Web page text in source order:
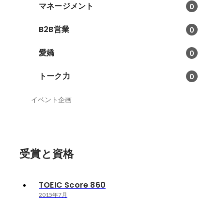
マネージメント 0
B2B営業 0
愛嬌 0
トーク力 0
イベント企画
受賞と資格
TOEIC Score 860
2015年7月